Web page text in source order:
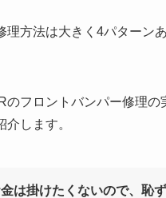
理方法は大きく4パターン
のフロントバンパー修理
します。
は掛けたくないので、恥